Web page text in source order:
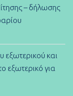
– δήλωσης
εξωτερικού και
εξωτερικό για